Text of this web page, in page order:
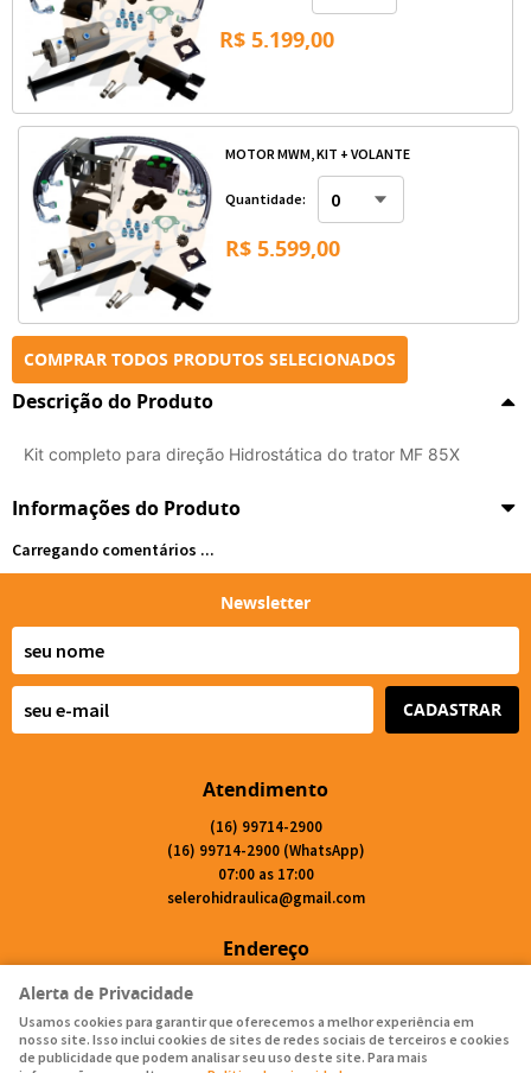
R$ 5.199,00
MOTOR MWM, KIT + VOLANTE
Quantidade:
R$ 5.599,00
COMPRAR TODOS PRODUTOS SELECIONADOS
Descrição do Produto
Kit completo para direção Hidrostática do trator MF 85X
Informações do Produto
Carregando comentários ...
Newsletter
CADASTRAR
Atendimento
(16) 99714-2900
(16) 99714-2900 (WhatsApp)
07:00 as 17:00
selerohidraulica@gmail.com
Endereço
Avenida Cássio Bottura, 4141
LOJA VIRTUAL CRIADA POR
Alerta de Privacidade
Usamos cookies para garantir que oferecemos a melhor experiência em
nosso site. Isso inclui cookies de sites de redes sociais de terceiros e cookies
de publicidade que podem analisar seu uso deste site. Para mais